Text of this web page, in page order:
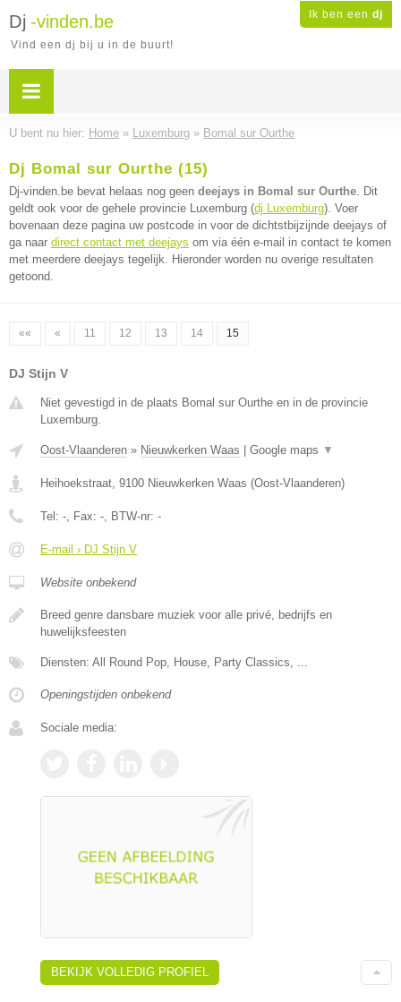
Ik ben een dj
Dj -vinden.be
Vind een dj bij u in de buurt!
U bent nu hier: Home » Luxemburg » Bomal sur Ourthe
Dj Bomal sur Ourthe (15)
Dj-vinden.be bevat helaas nog geen deejays in Bomal sur Ourthe. Dit
geldt ook voor de gehele provincie Luxemburg (dj Luxemburg). Voer
bovenaan deze pagina uw postcode in voor de dichtstbijzijnde deejays of
ga naar direct contact met deejays om via één e-mail in contact te komen
met meerdere deejays tegelijk. Hieronder worden nu overige resultaten
getoond.
«« « 11 12 13 14 15
DJ Stijn V
Niet gevestigd in de plaats Bomal sur Ourthe en in de provincie
Luxemburg.
Oost-Vlaanderen » Nieuwkerken Waas Google maps ▼
Heihoekstraat, 9100 Nieuwkerken Waas (Oost-Vlaanderen)
Tel: -, Fax: -, BTW-nr: -
E-mail › DJ Stijn V
Website onbekend
Breed genre dansbare muziek voor alle privé, bedrijfs en
huwelijksfeesten
Diensten: All Round Pop, House, Party Classics, ...
Openingstijden onbekend
Sociale media:
BEKIJK VOLLEDIG PROFIEL